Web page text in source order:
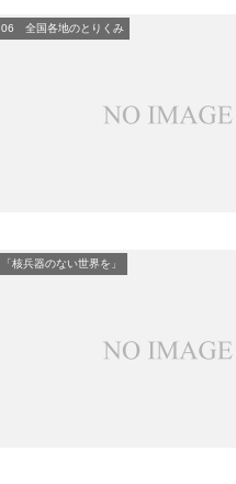
06 全国各地のとりくみ
「核兵器のない世界を」